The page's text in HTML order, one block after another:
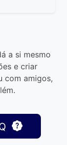
a si mesmo
e criar
com amigos,